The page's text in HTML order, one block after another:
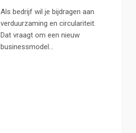
Als bedrijf wil je bijdragen aan
verduurzaming en circulariteit.
Dat vraagt om een nieuw
businessmodel…